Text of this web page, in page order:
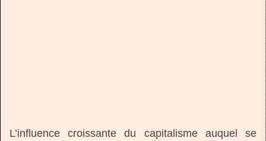
L’influence croissante du capitalisme auquel se